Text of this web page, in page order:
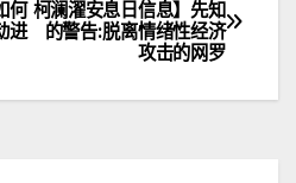
柯澜濯安息日信息】先知
的警告:脱离情绪性经济
攻击的网罗
何
进